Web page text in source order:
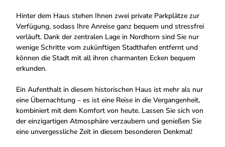
p
g
Hinter dem Haus stehen Ihnen zwei private Parkplätze zur
Verfügung, sodass Ihre Anreise ganz bequem und stressfrei
verläuft. Dank der zentralen Lage in Nordhorn sind Sie nur
wenige Schritte vom zukünftigen Stadthafen entfernt und
können die Stadt mit all ihren charmanten Ecken bequem
erkunden.
Ein Aufenthalt in diesem historischen Haus ist mehr als nur
eine Übernachtung – es ist eine Reise in die Vergangenheit,
kombiniert mit dem Komfort von heute. Lassen Sie sich von
der einzigartigen Atmosphäre verzaubern und genießen Sie
eine unvergessliche Zeit in diesem besonderen Denkmal!